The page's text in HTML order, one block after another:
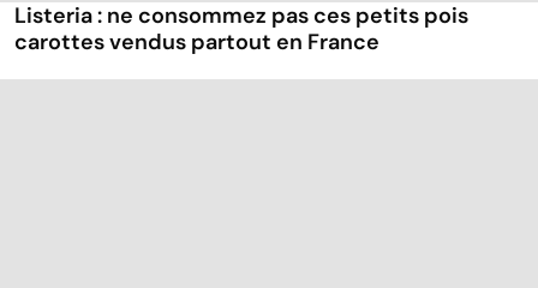
Listeria : ne consommez pas ces petits pois
carottes vendus partout en France